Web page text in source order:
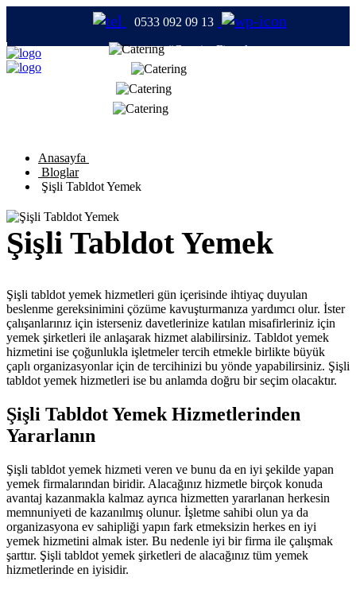
0533 092 09 13
#CateringFirmaları
Anasayfa
Bloglar
Şişli Tabldot Yemek
Şişli Tabldot Yemek
Şişli tabldot yemek hizmetleri gün içerisinde ihtiyaç duyulan
beslenme gereksinimini çözüme kavuşturmanıza yardımcı olur. İster
çalışanlarınız için isterseniz davetlerinize katılan misafirleriniz için
yemek şirketleri ile anlaşarak hizmet alabilirsiniz. Tabldot yemek
hizmetini ise çoğunlukla işletmeler tercih etmekle birlikte büyük
çaplı organizasyonlar için de tercihinizi bu yönde yapabilirsiniz. Şişli
tabldot yemek hizmetleri ise bu anlamda doğru bir seçim olacaktır.
Şişli Tabldot Yemek Hizmetlerinden
Yararlanın
Şişli tabldot yemek hizmeti veren ve bunu da en iyi şekilde yapan
yemek firmalarından biridir. Alacağınız hizmetle birçok konuda
avantaj kazanmakla kalmaz ayrıca hizmetten yararlanan herkesin
memnuniyeti de kazanılmış olunur. İşletme sahibi olun ya da
organizasyona ev sahipliği yapın fark etmeksizin herkes en iyi
yemek hizmetini almak ister. Bu nedenle iyi bir firma ile çalışmak
şarttır. Şişli tabldot yemek şirketleri de alacağınız tüm yemek
hizmetlerinde en iyisidir.